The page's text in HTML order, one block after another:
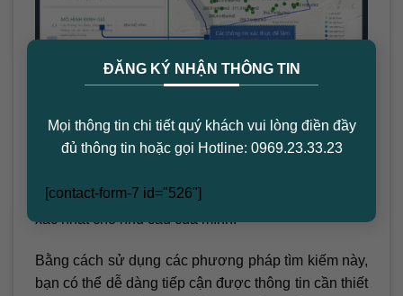
ĐĂNG KÝ NHẬN THÔNG TIN
Mọi thông tin chi tiết quý khách vui lòng điền đầy
đủ thông tin hoặc gọi Hotline: 0969.23.33.23
[contact-form-7 id="526"]
Mô hình giá
Tìm kiếm giá căn hộ
Thông tin trên chức năng bản đồ giá căn hộ tương
khía cạnh liên quan để tìm ra thông tin giá chuẩn
xác nhất cho nhu cầu của mình.
Bằng cách sử dụng các phương pháp tìm kiếm này,
bạn có thể dễ dàng tiếp cận được thông tin cần thiết